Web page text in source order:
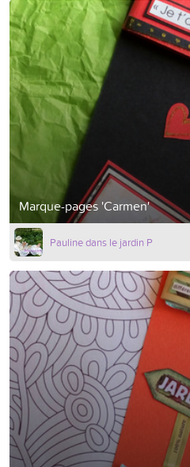
Marque-pages 'Carmen'
Pauline dans le jardin P